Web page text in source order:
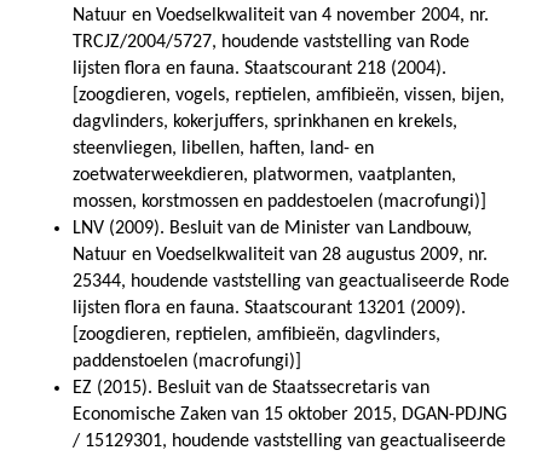
Natuur en Voedselkwaliteit van 4 november 2004, nr.
TRCJZ/2004/5727, houdende vaststelling van Rode
lijsten flora en fauna. Staatscourant 218 (2004).
[zoogdieren, vogels, reptielen, amfibieën, vissen, bijen,
dagvlinders, kokerjuffers, sprinkhanen en krekels,
steenvliegen, libellen, haften, land- en
zoetwaterweekdieren, platwormen, vaatplanten,
mossen, korstmossen en paddestoelen (macrofungi)]
LNV (2009). Besluit van de Minister van Landbouw,
Natuur en Voedselkwaliteit van 28 augustus 2009, nr.
25344, houdende vaststelling van geactualiseerde Rode
lijsten flora en fauna. Staatscourant 13201 (2009).
[zoogdieren, reptielen, amfibieën, dagvlinders,
paddenstoelen (macrofungi)]
EZ (2015). Besluit van de Staatssecretaris van
Economische Zaken van 15 oktober 2015, DGAN-PDJNG
/ 15129301, houdende vaststelling van geactualiseerde